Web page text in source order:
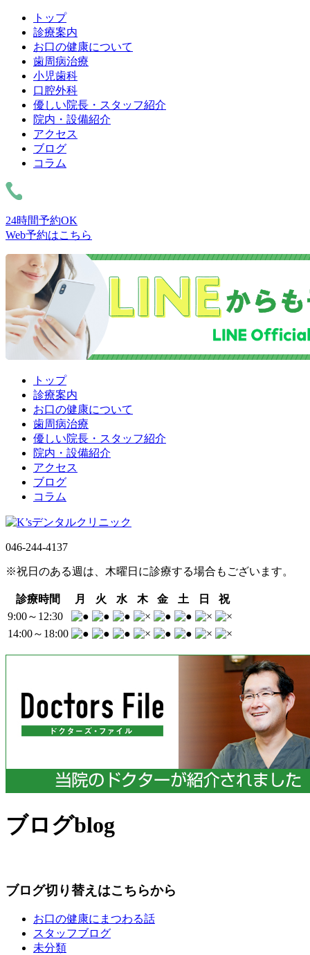
トップ
診療案内
お口の健康について
歯周病治療
小児歯科
口腔外科
優しい院長・スタッフ紹介
院内・設備紹介
アクセス
ブログ
コラム
24時間予約OK
Web予約はこちら
トップ
診療案内
お口の健康について
歯周病治療
優しい院長・スタッフ紹介
院内・設備紹介
アクセス
ブログ
コラム
046-244-4137
※祝日のある週は、木曜日に診療する場合もございます。
診療時間 月 火 水 木 金 土 日
祝
9:00～12:30
14:00～18:00
ブログblog
ブログ切り替えはこちらから
お口の健康にまつわる話
スタッフブログ
未分類